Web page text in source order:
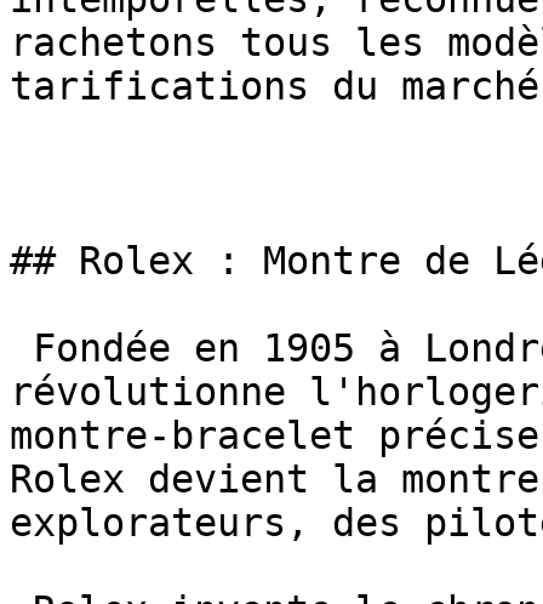
rachetons tous les
tarifications du
## Rolex : Montre de
révolutionne
montre-bracelet
Rolex devient la
explorateurs, des